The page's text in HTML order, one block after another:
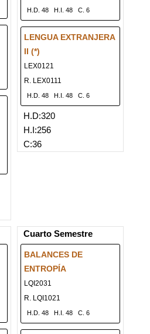
H.D. 48 H.I. 48 C. 6
LENGUA EXTRANJERA
II (*)
LEX0121
R. LEX0111
H.D. 48 H.I. 48 C. 6
H.D:320
H.I:256
C:36
Cuarto Semestre
BALANCES DE
ENTROPÍA
LQI2031
R. LQI1021
H.D. 48 H.I. 48 C. 6